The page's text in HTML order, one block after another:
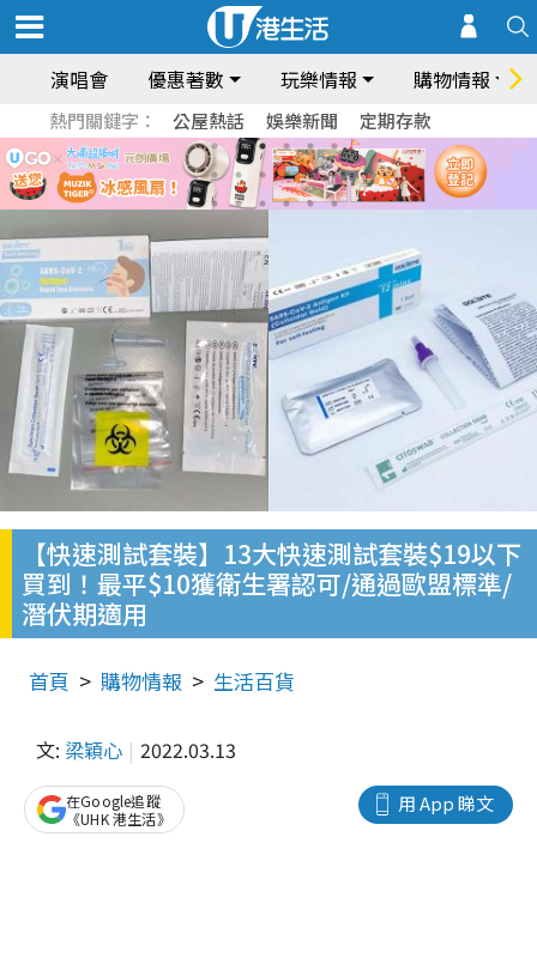
演唱會 優惠著數 玩樂情報 購物情報
熱門關鍵字： 公屋熱話 娛樂新聞 定期存款
【快速測試套裝】13大快速測試套裝$19以下
買到！最平$10獲衛生署認可/通過歐盟標準/
潛伏期適用
首頁 購物情報 生活百貨
文: 梁穎心 2022.03.13
用 App 睇文
在Google追蹤
《UHK 港生活》